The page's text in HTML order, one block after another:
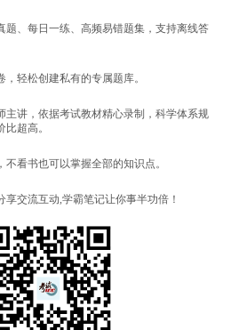
题、每日一练、高频易错题集，支持离线答
轻松创建私有的专属题库。
主讲，依据考试教材精心录制，科学体系规
超高。
看书也可以掌握全部的知识点。
交流互动,学霸笔记让你事半功倍！